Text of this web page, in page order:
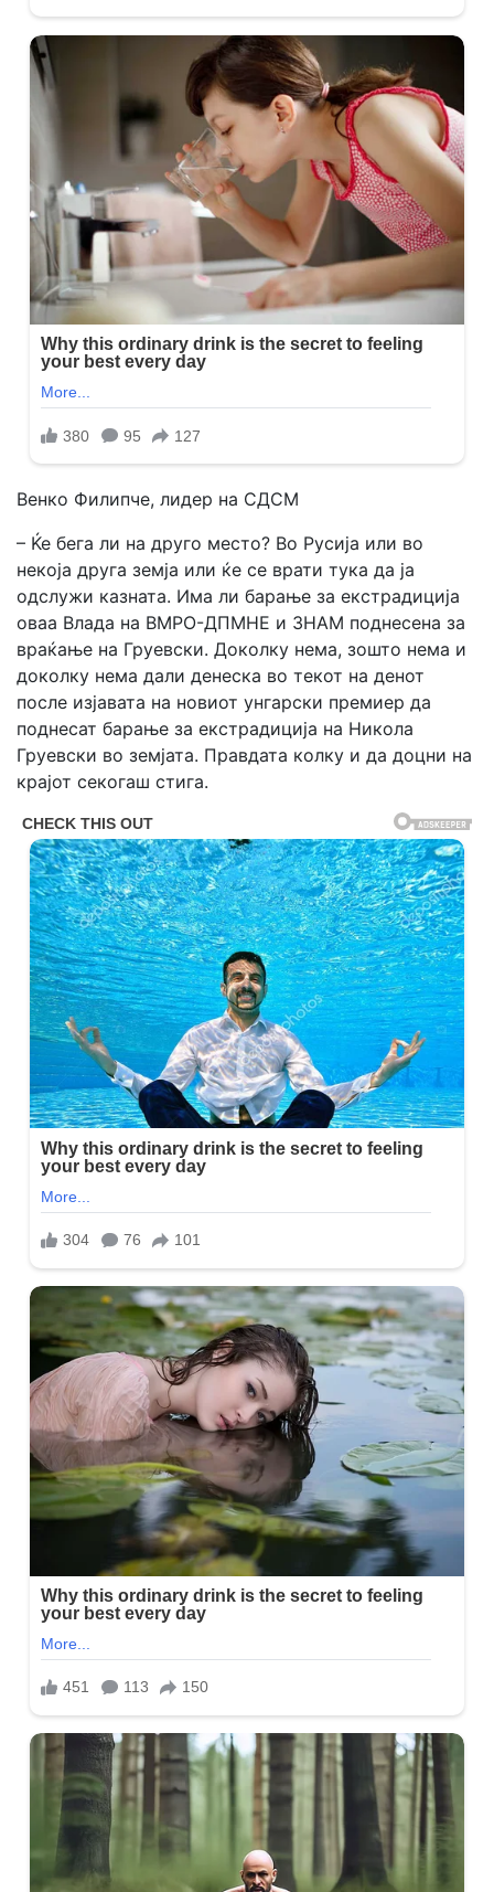
Венко Филипче, лидер на СДСМ
– Ќе бега ли на друго место? Во Русија или во
некоја друга земја или ќе се врати тука да ја
одслужи казната. Има ли барање за екстрадиција
оваа Влада на ВМРО-ДПМНЕ и ЗНАМ поднесена за
враќање на Груевски. Доколку нема, зошто нема и
доколку нема дали денеска во текот на денот
после изјавата на новиот унгарски премиер да
поднесат барање за екстрадиција на Никола
Груевски во земјата. Правдата колку и да доцни на
крајот секогаш стига.